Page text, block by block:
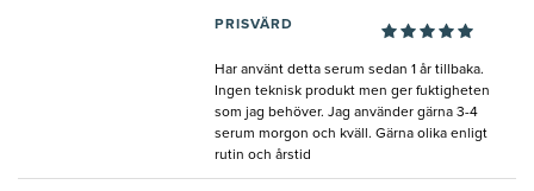
PRISVÄRD
Har använt detta serum sedan 1 år tillbaka.
Ingen teknisk produkt men ger fuktigheten
som jag behöver. Jag använder gärna 3-4
serum morgon och kväll. Gärna olika enligt
rutin och årstid